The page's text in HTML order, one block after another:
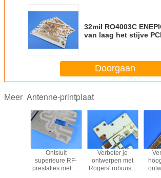
32mil RO4003C
van laag het stijve
Doorgaan
Meer Antenne-printplaat
Ontsluit
superieure RF-
prestaties met de
Verbeter je
ontwerpen met
Rogers' robuuste